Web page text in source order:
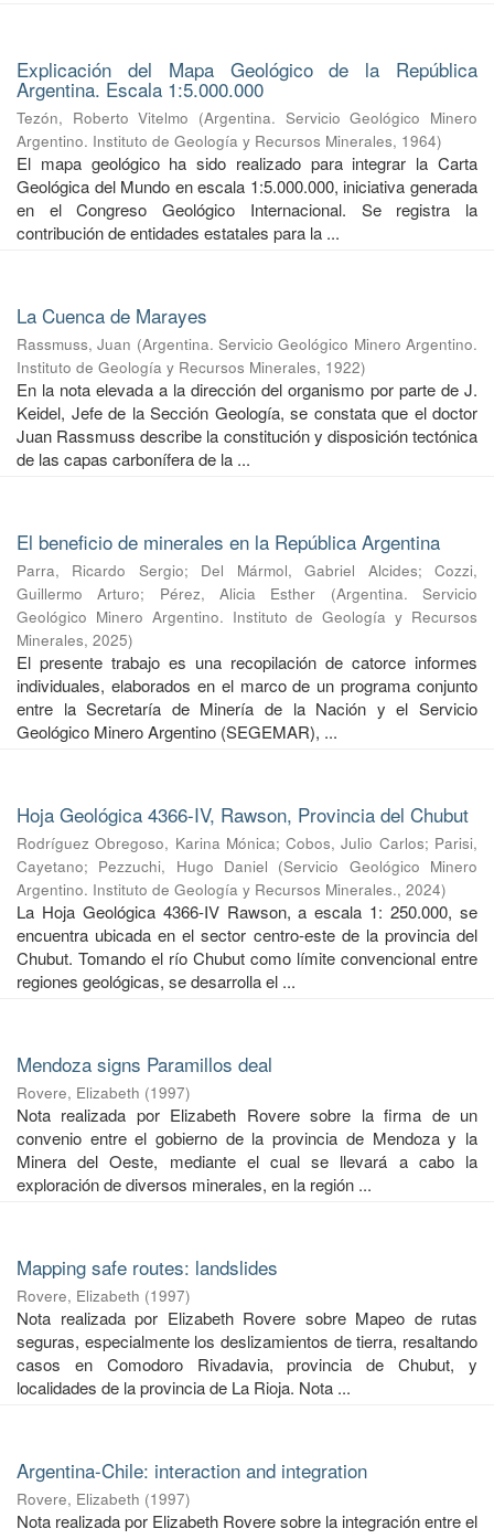
Explicación del Mapa Geológico de la República
Argentina. Escala 1:5.000.000
Tezón, Roberto Vitelmo (Argentina. Servicio Geológico Minero
Argentino. Instituto de Geología y Recursos Minerales, 1964)
El mapa geológico ha sido realizado para integrar la Carta
Geológica del Mundo en escala 1:5.000.000, iniciativa generada
en el Congreso Geológico Internacional. Se registra la
contribución de entidades estatales para la ...
La Cuenca de Marayes
Rassmuss, Juan (Argentina. Servicio Geológico Minero Argentino.
Instituto de Geología y Recursos Minerales, 1922)
En la nota elevada a la dirección del organismo por parte de J.
Keidel, Jefe de la Sección Geología, se constata que el doctor
Juan Rassmuss describe la constitución y disposición tectónica
de las capas carbonífera de la ...
El beneficio de minerales en la República Argentina
Parra, Ricardo Sergio; Del Mármol, Gabriel Alcides;Cozzi,
Guillermo Arturo; Pérez, Alicia Esther (Argentina. Servicio
Geológico Minero Argentino. Instituto de Geología y Recursos
Minerales, 2025)
El presente trabajo es una recopilación de catorce informes
individuales, elaborados en el marco de un programa conjunto
entre la Secretaría de Minería de la Nación y el Servicio
Geológico Minero Argentino (SEGEMAR), ...
Hoja Geológica 4366-IV, Rawson, Provincia del Chubut
Rodríguez Obregoso, Karina Mónica;Cobos, Julio Carlos; Parisi,
Cayetano; Pezzuchi, Hugo Daniel (Servicio Geológico Minero
Argentino. Instituto de Geología y Recursos Minerales., 2024)
La Hoja Geológica 4366-IV Rawson, a escala 1: 250.000, se
encuentra ubicada en el sector centro-este de la provincia del
Chubut. Tomando el río Chubut como límite convencional entre
regiones geológicas, se desarrolla el ...
Mendoza signs Paramillos deal
Rovere, Elizabeth (1997)
Nota realizada por Elizabeth Rovere sobre la firma de un
convenio entre el gobierno de la provincia de Mendoza y la
Minera del Oeste, mediante el cual se llevará a cabo la
exploración de diversos minerales, en la región ...
Mapping safe routes: landslides
Rovere, Elizabeth (1997)
Nota realizada por Elizabeth Rovere sobre Mapeo de rutas
seguras, especialmente los deslizamientos de tierra, resaltando
casos en Comodoro Rivadavia, provincia de Chubut, y
localidades de la provincia de La Rioja. Nota ...
Argentina-Chile: interaction and integration
Rovere, Elizabeth (1997)
Nota realizada por Elizabeth Rovere sobre la integración entre el